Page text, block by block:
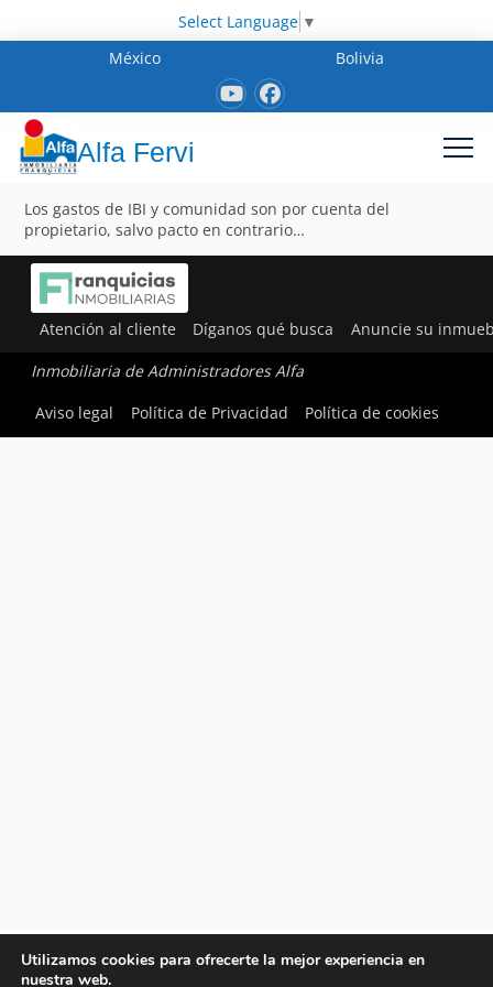
Select Language ▼
México
Bolivia
Alfa Fervi
Los gastos de IBI y comunidad son por cuenta del
propietario, salvo pacto en contrario…
Atención al cliente Díganos qué busca Anuncie su
Inmobiliaria de Administradores Alfa
Aviso legal
Política de Privacidad Política de cookies
Utilizamos cookies para ofrecerte la mejor experiencia en
nuestra web.